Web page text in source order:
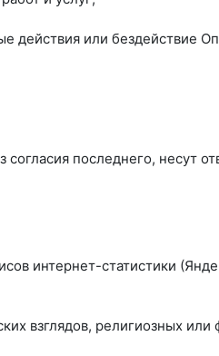
действия или бездействие
последнего, несут
интернет-статистики
взглядов, религиозных или